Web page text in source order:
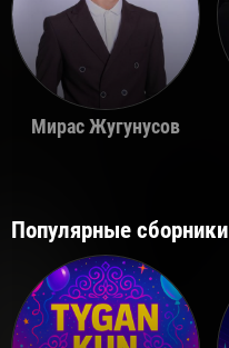
Мирас Жугунусов
Популярные сборники